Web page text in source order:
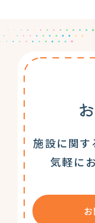
施設に関
気軽に